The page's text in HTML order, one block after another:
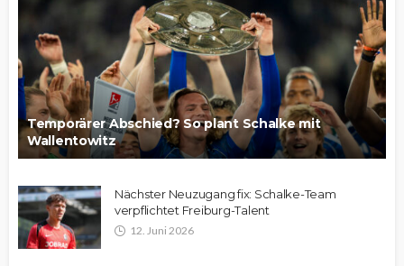
Temporärer Abschied? So plant Schalke mit
Wallentowitz
Nächster Neuzugang fix: Schalke-Team
verpflichtet Freiburg-Talent
12. Juni 2026